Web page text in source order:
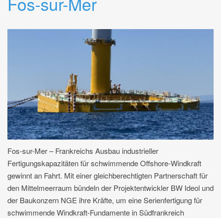
Fos-sur-Mer – Frankreichs Ausbau industrieller
Fertigungskapazitäten für schwimmende Offshore-Windkraft
gewinnt an Fahrt. Mit einer gleichberechtigten Partnerschaft für
den Mittelmeerraum bündeln der Projektentwickler BW Ideol und
der Baukonzern NGE ihre Kräfte, um eine Serienfertigung für
schwimmende Windkraft-Fundamente in Südfrankreich